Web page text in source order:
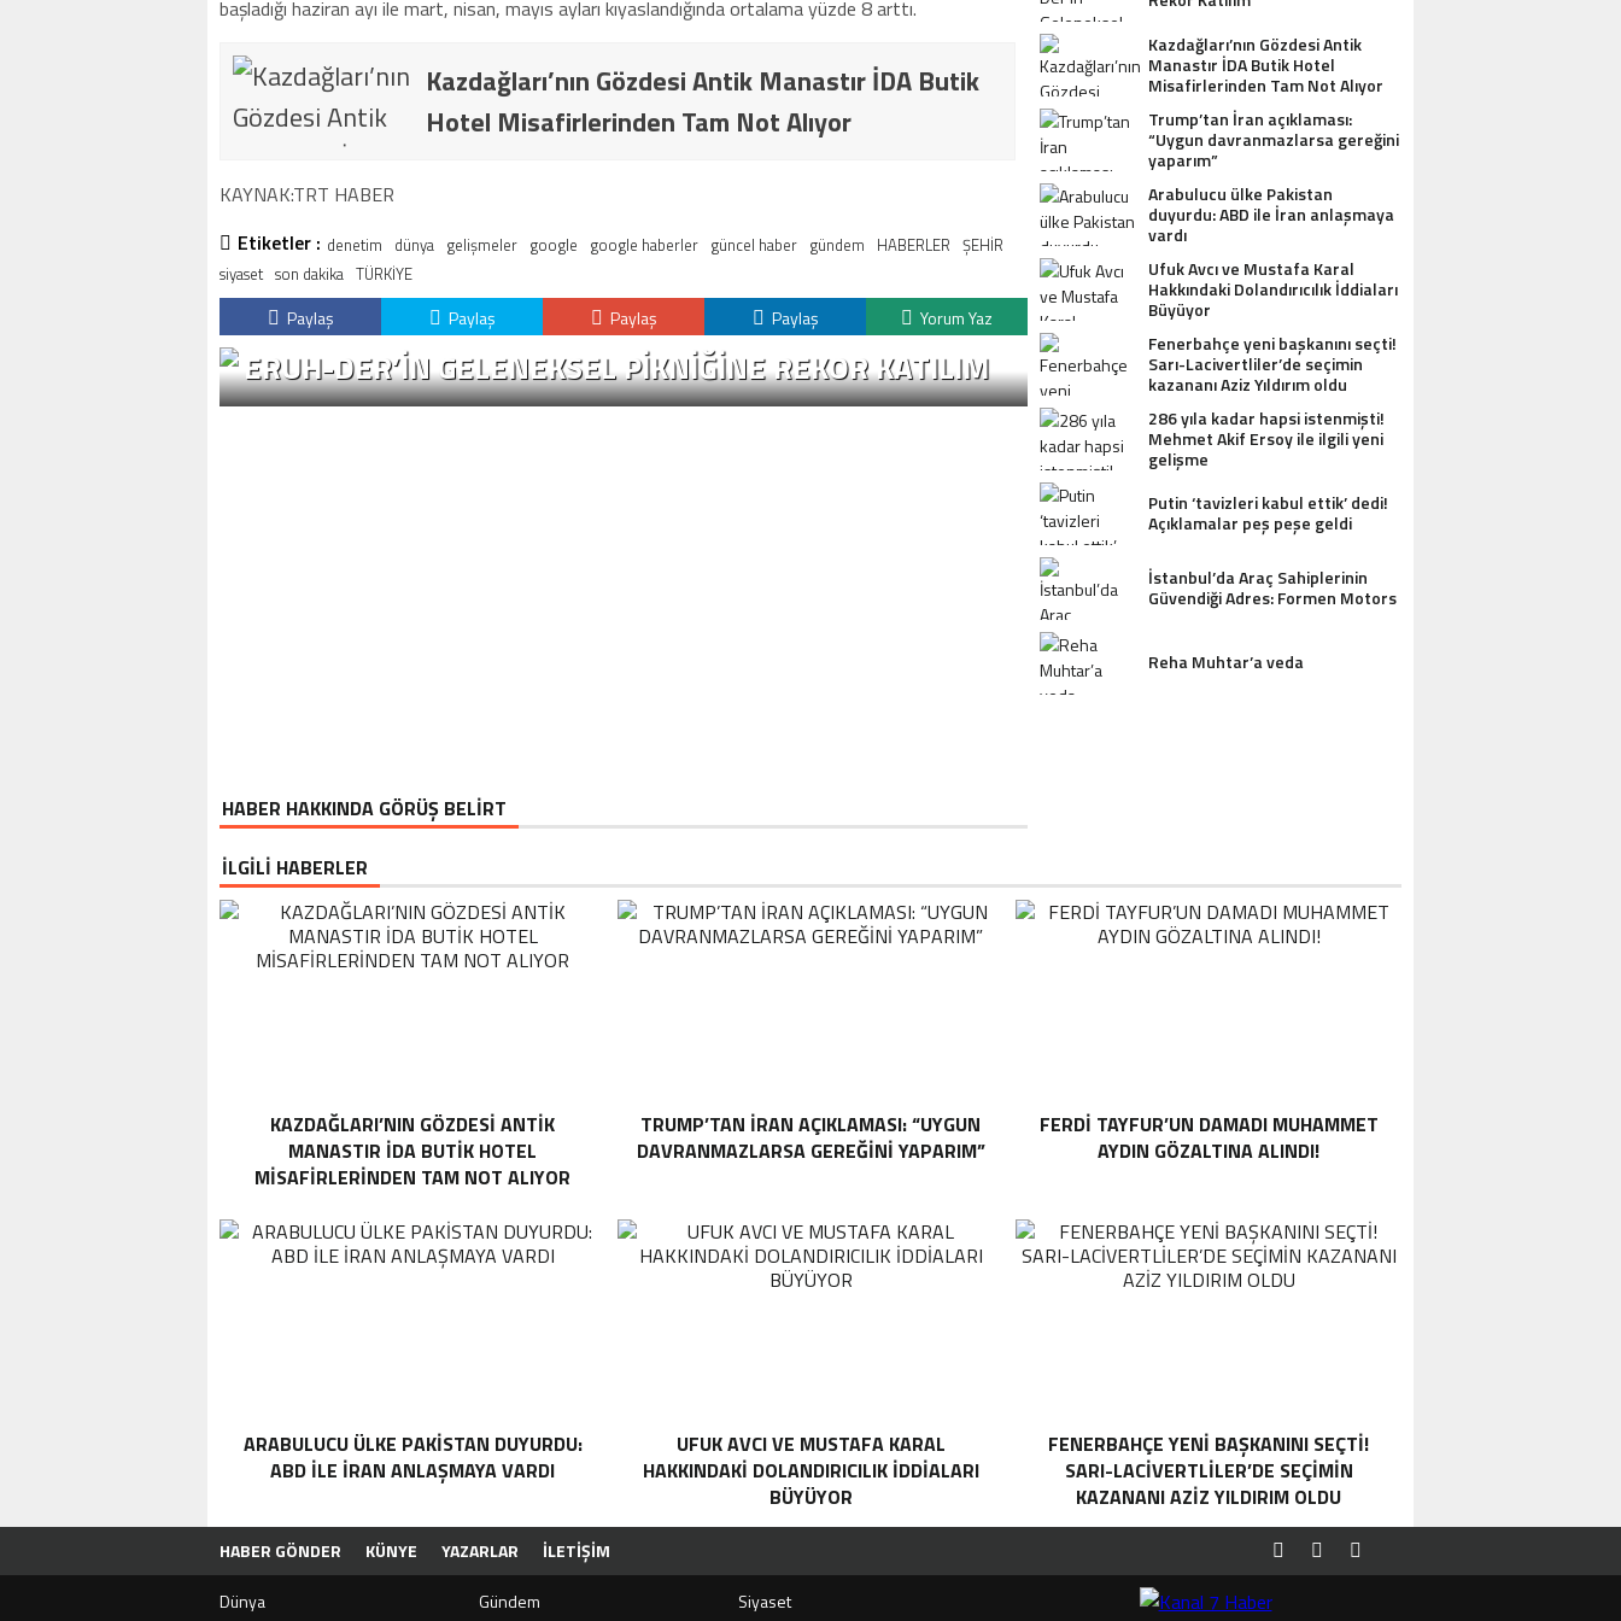
başladığı haziran ayı ile mart, nisan, mayıs ayları kıyaslandığında ortalama yüzde 8 arttı.
Kazdağları’nın Gözdesi Antik Manastır İDA Butik
Hotel Misafirlerinden Tam Not Alıyor
KAYNAK:TRT HABER
Etiketler : denetim dünya gelişmeler google google haberler güncel haber gündem HABERLER ŞEHİR
siyaset son dakika TÜRKİYE
Paylaş Paylaş Paylaş Paylaş Yorum Yaz
ERUH-DER’IN GELENEKSEL PIKNIĞINE REKOR KATILIM
KAZDAĞLARI’NIN GÖZDESI ANTIK
HOTEL MISAFIRLERINDEN TAM NOT
HABER HAKKINDA GÖRÜŞ BELİRT
Kazdağları’nın Gözdesi Antik
Manastır İDA Butik Hotel
Misafirlerinden Tam Not Alıyor
Trump’tan İran açıklaması:
“Uygun davranmazlarsa gereğini
yaparım”
Arabulucu ülke Pakistan
duyurdu: ABD ile İran anlaşmaya
vardı
Ufuk Avcı ve Mustafa Karal
Hakkındaki Dolandırıcılık İddiaları
Büyüyor
Fenerbahçe yeni başkanını seçti!
Sarı-Lacivertliler’de seçimin
kazananı Aziz Yıldırım oldu
286 yıla kadar hapsi istenmişti!
Mehmet Akif Ersoy ile ilgili yeni
gelişme
Putin ‘tavizleri kabul ettik’ dedi!
Açıklamalar peş peşe geldi
İstanbul’da Araç Sahiplerinin
Güvendiği Adres: Formen Motors
Reha Muhtar’a veda
İLGİLİ HABERLER
KAZDAĞLARI’NIN GÖZDESI ANTIK
MANASTIR İDA BUTIK HOTEL
MISAFIRLERINDEN TAM NOT ALIYOR
TRUMP’TAN İRAN AÇIKLAMASI: “UYGUN
DAVRANMAZLARSA GEREĞINI YAPARIM”
FERDI TAYFUR’UN DAMADI MUHAMMET
AYDIN GÖZALTINA ALINDI!
ARABULUCU ÜLKE PAKISTAN DUYURDU:
ABD ILE İRAN ANLAŞMAYA VARDI
UFUK AVCI VE MUSTAFA KARAL
HAKKINDAKI DOLANDIRICILIK İDDIALARI
BÜYÜYOR
FENERBAHÇE YENI BAŞKANINI SEÇTI!
SARI-LACIVERTLILER’DE SEÇIMIN
KAZANANI AZIZ YILDIRIM OLDU
HABER GÖNDER KÜNYE YAZARLAR
İLETIŞIM
Dünya
Gündem
Siyaset